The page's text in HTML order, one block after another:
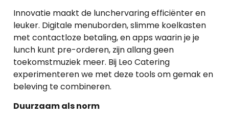
Innovatie maakt de lunchervaring efficiënter en
leuker. Digitale menuborden, slimme koelkasten
met contactloze betaling, en apps waarin je je
lunch kunt pre-orderen, zijn allang geen
toekomstmuziek meer. Bij Leo Catering
experimenteren we met deze tools om gemak en
beleving te combineren.
Duurzaam als norm